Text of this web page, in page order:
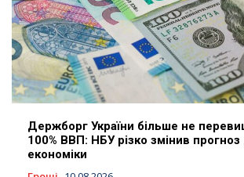
Держборг України більше не
100% ВВП: НБУ різко змінив
економіки